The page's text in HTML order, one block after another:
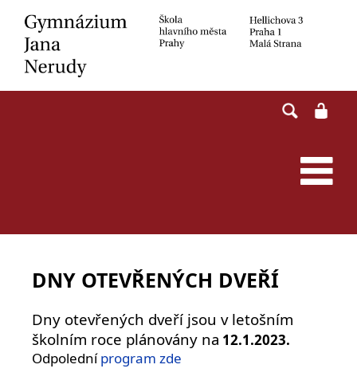
content
DNY OTEVŘENÝCH DVEŘÍ
Dny otevřených dveří jsou v letošním
školním roce plánovány na 12.1.2023.
Odpoledníprogram zde